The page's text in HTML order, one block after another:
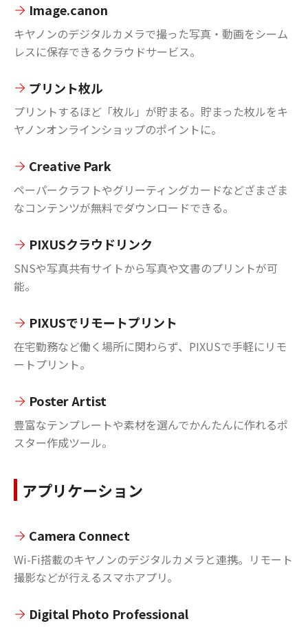
Image.canon
キヤノンのデジタルカメラで撮った写真・動画をシーム
レスに保存できるクラウドサービス。
プリント枚ル
プリントするほど「枚ル」が貯まる。貯まった枚ルをキ
ヤノンオンラインショップのポイントに。
Creative Park
ペーパークラフトやグリーティングカードなどざまざま
なコンテンツが無料でダウンロードできる。
PIXUSクラウドリンク
SNSや写真共有サイトから写真や文書のプリントが可
能。
PIXUSでリモートプリント
在宅勤務など働く場所に関わらず、PIXUSで手軽にリモ
ートプリント。
Poster Artist
豊富なテンプレートや素材を選んでかんたんに作れるポ
スター作成ツール。
アプリケーション
Camera Connect
Wi-Fi搭載のキヤノンのデジタルカメラと連携。リモート
撮影などが行えるスマホアプリ。
Digital Photo Professional